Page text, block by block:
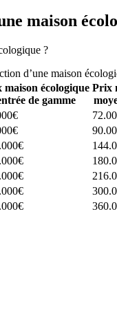
maison
?
d’une maison
maison écologique
de gamme
Prix